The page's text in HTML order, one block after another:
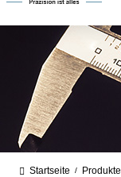
Startseite / Produkte